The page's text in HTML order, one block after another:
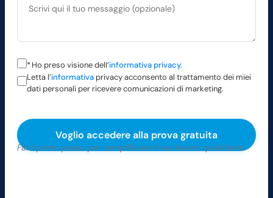
*Ho preso visione dell’informativa privacy.
Letta l’informativa privacy acconsento al trattamento dei miei
dati personali per ricevere comunicazioni di marketing.
Fai il primo passo per semplificare il tuo lavoro quotidiano.